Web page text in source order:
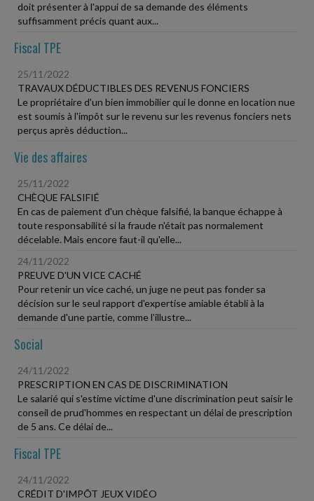
doit présenter à l'appui de sa demande des éléments
suffisamment précis quant aux...
Fiscal TPE
25/11/2022
TRAVAUX DÉDUCTIBLES DES REVENUS FONCIERS
Le propriétaire d'un bien immobilier qui le donne en location nue
est soumis à l'impôt sur le revenu sur les revenus fonciers nets
perçus après déduction...
Vie des affaires
25/11/2022
CHÈQUE FALSIFIÉ
En cas de paiement d'un chèque falsifié, la banque échappe à
toute responsabilité si la fraude n'était pas normalement
décelable. Mais encore faut-il qu'elle...
24/11/2022
PREUVE D'UN VICE CACHÉ
Pour retenir un vice caché, un juge ne peut pas fonder sa
décision sur le seul rapport d'expertise amiable établi à la
demande d'une partie, comme l'illustre...
Social
24/11/2022
PRESCRIPTION EN CAS DE DISCRIMINATION
Le salarié qui s'estime victime d'une discrimination peut saisir le
conseil de prud'hommes en respectant un délai de prescription
de 5 ans. Ce délai de...
Fiscal TPE
24/11/2022
CRÉDIT D'IMPÔT JEUX VIDÉO